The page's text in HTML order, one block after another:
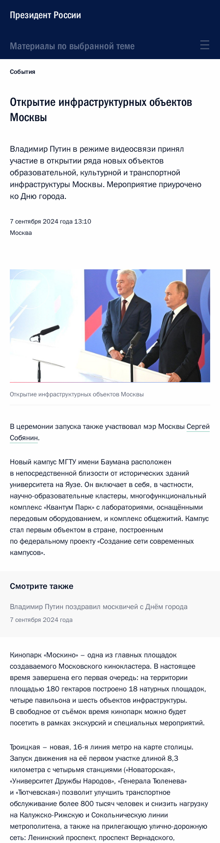
Президент России
Материалы по выбранной теме
События
Открытие инфраструктурных объектов
Москвы
Владимир Путин в режиме видеосвязи принял
участие в открытии ряда новых объектов
образовательной, культурной и транспортной
инфраструктуры Москвы. Мероприятие приурочено
ко Дню города.
7 сентября 2024 года 13:10
Москва
Открытие инфраструктурных объектов Москвы
В церемонии запуска также участвовал мэр Москвы Сергей
Собянин.
Новый кампус МГТУ имени Баумана расположен
в непосредственной близости от исторических зданий
университета на Яузе. Он включает в себя, в частности,
научно-образовательные кластеры, многофункциональный
комплекс «Квантум Парк» с лабораториями, оснащёнными
передовым оборудованием, и комплекс общежитий. Кампус
стал первым объектом в стране, построенным
по федеральному проекту «Создание сети современных
кампусов».
Смотрите также
Владимир Путин поздравил москвичей с Днём города
7 сентября 2024 года
Кинопарк «Москино» – одна из главных площадок
создаваемого Московского кинокластера. В настоящее
время завершена его первая очередь: на территории
площадью 180 гектаров построено 18 натурных площадок,
четыре павильона и шесть объектов инфраструктуры.
В свободное от съёмок время кинопарк можно будет
посетить в рамках экскурсий и специальных мероприятий.
Троицкая – новая, 16-я линия метро на карте столицы.
Запуск движения на её первом участке длиной 8,3
километра с четырьмя станциями («Новаторская»,
«Университет Дружбы Народов», «Генерала Тюленева»
и «Тютчевская») позволит улучшить транспортное
обслуживание более 800 тысяч человек и снизить нагрузку
на Калужско-Рижскую и Сокольническую линии
метрополитена, а также на прилегающую улично-дорожную
сеть: Ленинский проспект, проспект Вернадского,